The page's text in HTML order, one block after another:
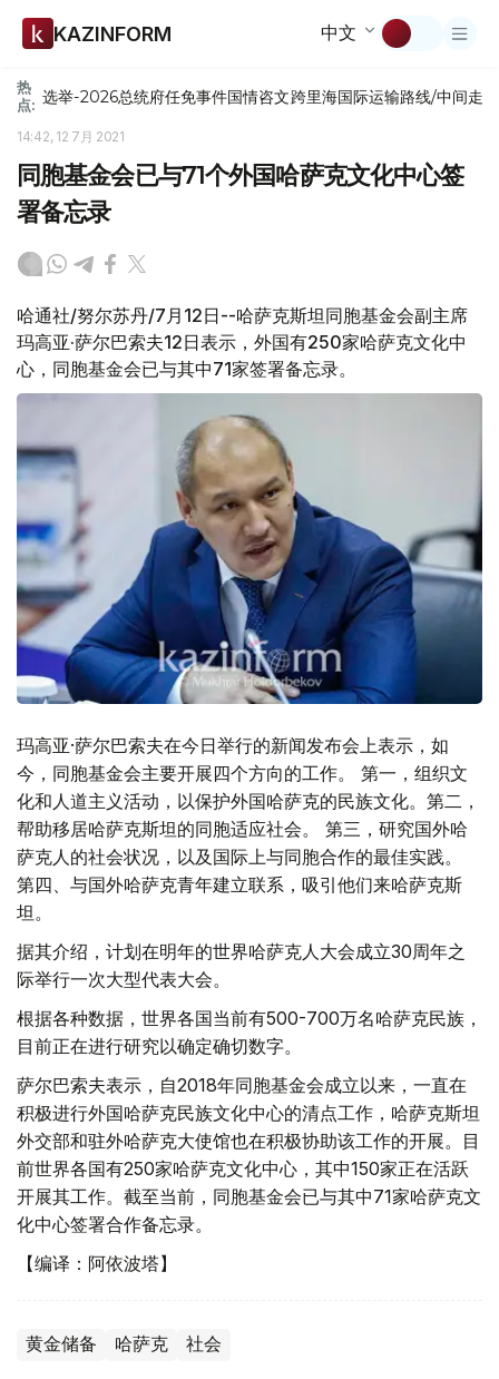
KAZINFORM 中文
热
点: 选举-2026总统府任免事件国情咨文跨里海国际运输路线/中间走廊
14:42, 12 7月 2021
同胞基金会已与71个外国哈萨克文化中心签
署备忘录
哈通社/努尔苏丹/7月12日--哈萨克斯坦同胞基金会副主席
玛高亚·萨尔巴索夫12日表示，外国有250家哈萨克文化中
心，同胞基金会已与其中71家签署备忘录。
玛高亚·萨尔巴索夫在今日举行的新闻发布会上表示，如
今，同胞基金会主要开展四个方向的工作。 第一，组织文
化和人道主义活动，以保护外国哈萨克的民族文化。第二，
帮助移居哈萨克斯坦的同胞适应社会。 第三，研究国外哈
萨克人的社会状况，以及国际上与同胞合作的最佳实践。
第四、与国外哈萨克青年建立联系，吸引他们来哈萨克斯
坦。
据其介绍，计划在明年的世界哈萨克人大会成立30周年之
际举行一次大型代表大会。
根据各种数据，世界各国当前有500-700万名哈萨克民族，
目前正在进行研究以确定确切数字。
萨尔巴索夫表示，自2018年同胞基金会成立以来，一直在
积极进行外国哈萨克民族文化中心的清点工作，哈萨克斯坦
外交部和驻外哈萨克大使馆也在积极协助该工作的开展。目
前世界各国有250家哈萨克文化中心，其中150家正在活跃
开展其工作。截至当前，同胞基金会已与其中71家哈萨克文
化中心签署合作备忘录。
【编译：阿依波塔】
黄金储备 哈萨克 社会